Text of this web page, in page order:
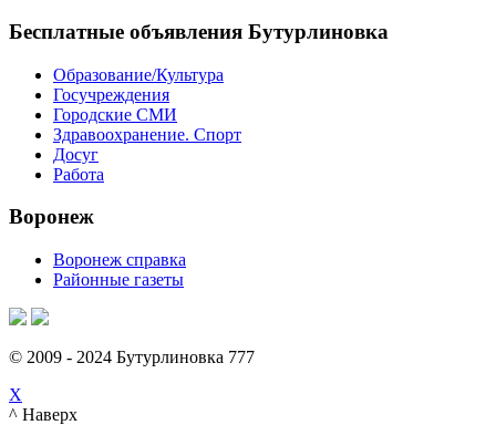
Бесплатные объявления Бутурлиновка
Образование/Культура
Госучреждения
Городские СМИ
Здравоохранение. Спорт
Досуг
Работа
Воронеж
Воронеж справка
Районные газеты
© 2009 - 2024 Бутурлиновка 777
X
^ Наверх